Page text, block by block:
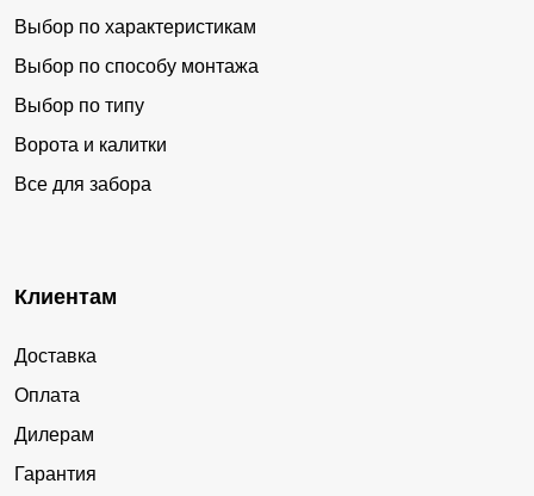
Выбор по характеристикам
Выбор по способу монтажа
Выбор по типу
Ворота и калитки
Все для забора
Клиентам
Доставка
Оплата
Дилерам
Гарантия